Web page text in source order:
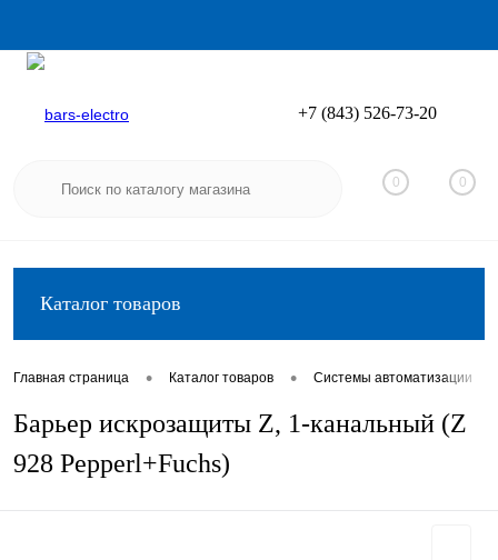
Вход
+7 (843) 526-73-20
0 0
Каталог товаров
Главная страница • Каталог товаров • Системы автоматизации
Барьер искрозащиты Z, 1-канальный (Z
928 Pepperl+Fuchs)